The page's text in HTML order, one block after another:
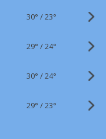
30° /23°
29° /24°
30° /24°
29° /23°